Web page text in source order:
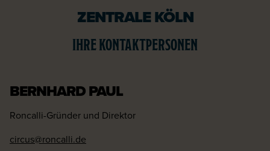
ZENTRALE KÖLN
IHRE KONTAKTPERSONEN
BERNHARD PAUL
Roncalli-Gründer und Direktor
circus@roncalli.de